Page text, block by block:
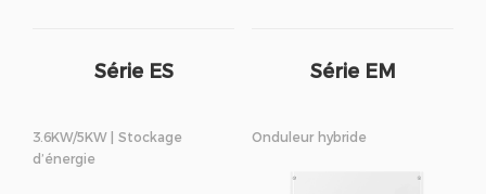
Série ES
3.6KW/5KW | Stockage
d’énergie
Série EM
Onduleur hybride